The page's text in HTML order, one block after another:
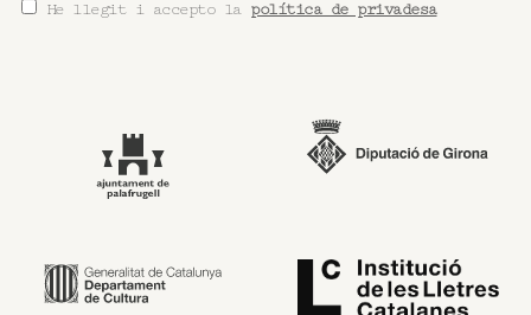
He llegit i accepto la política de privadesa